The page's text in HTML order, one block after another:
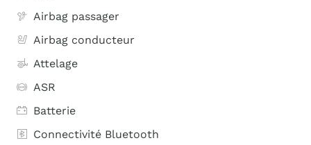
Airbag passager
Airbag conducteur
Attelage
ASR
Batterie
Connectivité Bluetooth